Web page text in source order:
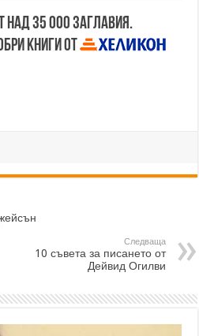
над 35 000 заглавия.
книги от
Следваща
10 съвета за писането от
Дейвид Огилви